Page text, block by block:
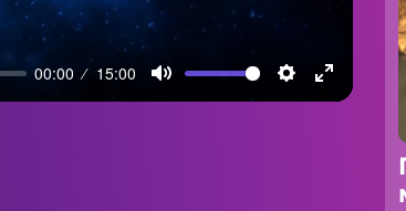
00:00 15:00
Mute Settings
Enter
fullscreen